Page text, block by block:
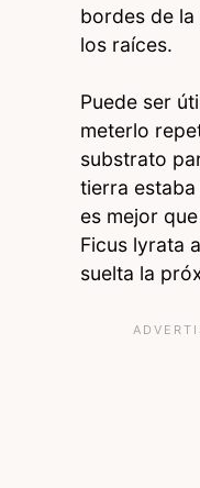
bordes de la
los raíces.
Puede ser
meterlo
substrato
tierra
es mejor
Ficus lyrata
suelta la